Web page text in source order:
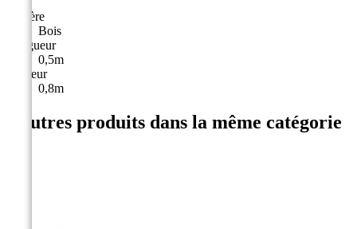
Matière
Bois
Longueur
0,5m
Hauteur
0,8m
4 autres produits dans la même catégorie